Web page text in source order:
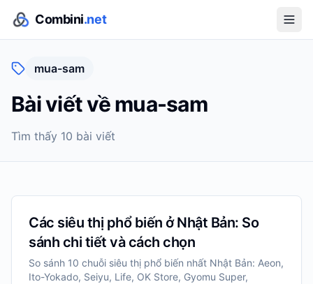
Combini.net
mua-sam
Bài viết vềmua-sam
Tìm thấy 10 bài viết
Các siêu thị phổ biến ở Nhật Bản: So
sánh chi tiết và cách chọn
So sánh 10 chuỗi siêu thị phổ biến nhất Nhật Bản: Aeon,
Ito-Yokado, Seiyu, Life, OK Store, Gyomu Super,